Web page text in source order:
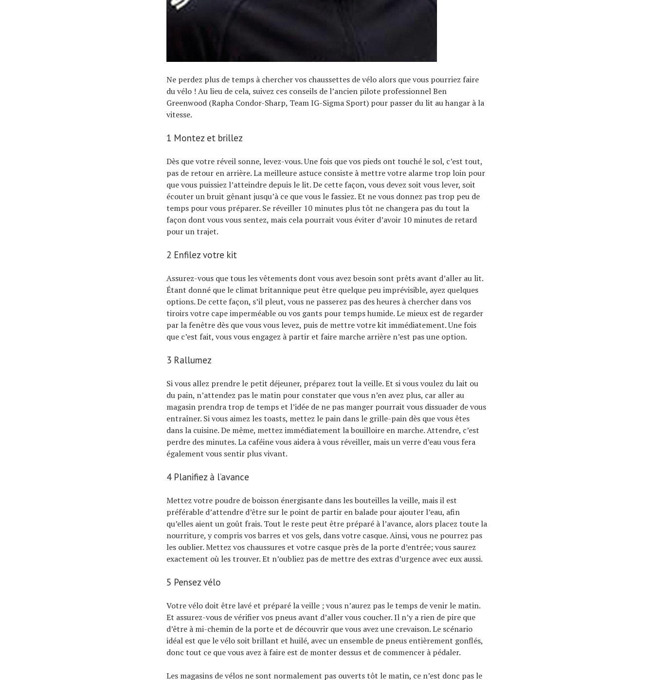
Ne perdez plus de temps à chercher vos chaussettes de vélo alors que vous pourriez faire
du vélo ! Au lieu de cela, suivez ces conseils de l’ancien pilote professionnel Ben
Greenwood (Rapha Condor-Sharp, Team IG-Sigma Sport) pour passer du lit au hangar à la
vitesse.
1 Montez et brillez
Dès que votre réveil sonne, levez-vous. Une fois que vos pieds ont touché le sol, c’est tout,
pas de retour en arrière. La meilleure astuce consiste à mettre votre alarme trop loin pour
que vous puissiez l’atteindre depuis le lit. De cette façon, vous devez soit vous lever, soit
écouter un bruit gênant jusqu’à ce que vous le fassiez. Et ne vous donnez pas trop peu de
temps pour vous préparer. Se réveiller 10 minutes plus tôt ne changera pas du tout la
façon dont vous vous sentez, mais cela pourrait vous éviter d’avoir 10 minutes de retard
pour un trajet.
2 Enfilez votre kit
Assurez-vous que tous les vêtements dont vous avez besoin sont prêts avant d’aller au lit.
Étant donné que le climat britannique peut être quelque peu imprévisible, ayez quelques
options. De cette façon, s’il pleut, vous ne passerez pas des heures à chercher dans vos
tiroirs votre cape imperméable ou vos gants pour temps humide. Le mieux est de regarder
par la fenêtre dès que vous vous levez, puis de mettre votre kit immédiatement. Une fois
que c’est fait, vous vous engagez à partir et faire marche arrière n’est pas une option.
3 Rallumez
Si vous allez prendre le petit déjeuner, préparez tout la veille. Et si vous voulez du lait ou
du pain, n’attendez pas le matin pour constater que vous n’en avez plus, car aller au
magasin prendra trop de temps et l’idée de ne pas manger pourrait vous dissuader de vous
entraîner. Si vous aimez les toasts, mettez le pain dans le grille-pain dès que vous êtes
dans la cuisine. De même, mettez immédiatement la bouilloire en marche. Attendre, c’est
perdre des minutes. La caféine vous aidera à vous réveiller, mais un verre d’eau vous fera
également vous sentir plus vivant.
4 Planifiez à l’avance
Mettez votre poudre de boisson énergisante dans les bouteilles la veille, mais il est
préférable d’attendre d’être sur le point de partir en balade pour ajouter l’eau, afin
qu’elles aient un goût frais. Tout le reste peut être préparé à l’avance, alors placez toute la
nourriture, y compris vos barres et vos gels, dans votre casque. Ainsi, vous ne pourrez pas
les oublier. Mettez vos chaussures et votre casque près de la porte d’entrée; vous saurez
exactement où les trouver. Et n’oubliez pas de mettre des extras d’urgence avec eux aussi.
5 Pensez vélo
Votre vélo doit être lavé et préparé la veille ; vous n’aurez pas le temps de venir le matin.
Et assurez-vous de vérifier vos pneus avant d’aller vous coucher. Il n’y a rien de pire que
d’être à mi-chemin de la porte et de découvrir que vous avez une crevaison. Le scénario
idéal est que le vélo soit brillant et huilé, avec un ensemble de pneus entièrement gonflés,
donc tout ce que vous avez à faire est de monter dessus et de commencer à pédaler.
Les magasins de vélos ne sont normalement pas ouverts tôt le matin, ce n’est donc pas le